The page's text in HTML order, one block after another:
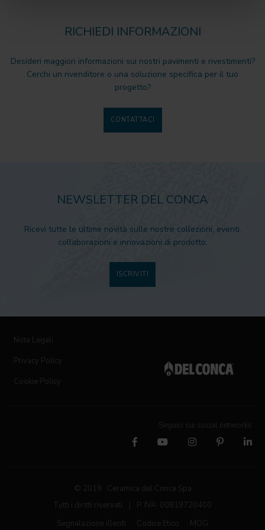
RICHIEDI INFORMAZIONI
Desideri maggiori informazioni sui nostri pavimenti e rivestimenti?
Cerchi un rivenditore o una soluzione specifica per il tuo
progetto?
CONTATTACI
NEWSLETTER DEL CONCA
Ricevi tutte le ultime novità sulle nostre collezioni, eventi,
collaborazioni e innovazioni di prodotto.
ISCRIVITI
Note Legali
Privacy Policy
Cookie Policy
Seguici sui social networks
© 2019 Ceramica del Conca Spa
Tutti i diritti riservati
P. IVA 00819720400
Segnalazione illeciti
Codice Etico MOG